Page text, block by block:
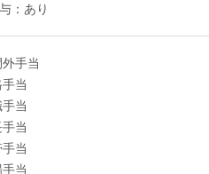
：あり
手当
当
当
当
当
当